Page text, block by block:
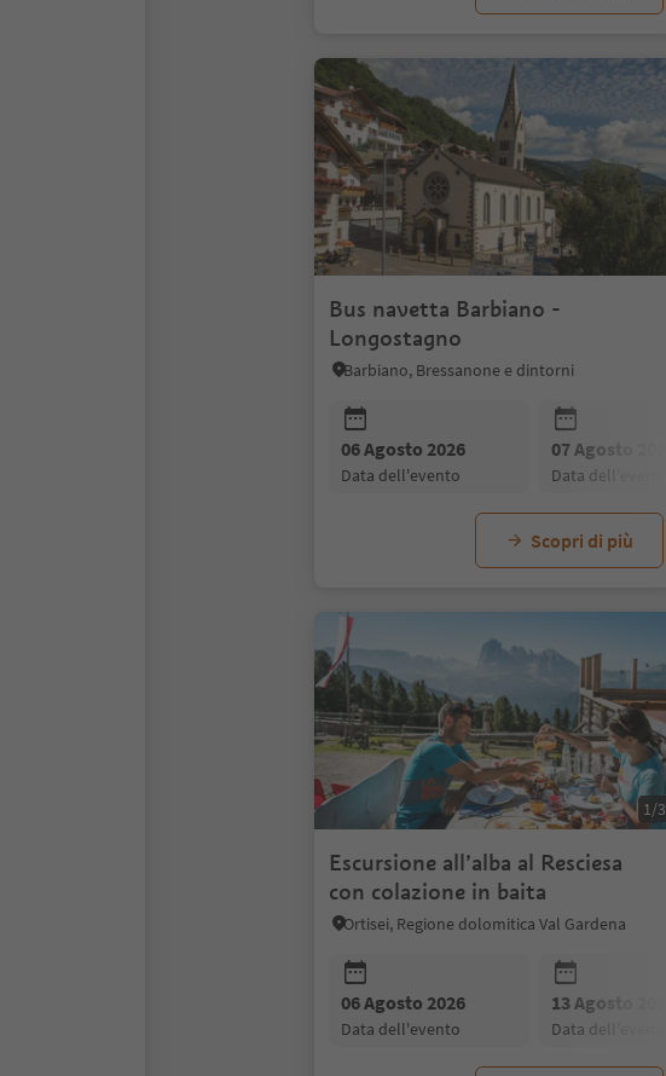
Bus navetta Barbiano -
Longostagno
Barbiano, Bressanone e dintorni
06 Agosto 2026
data dell'evento
07 Agosto 2026
data dell'evento
Scopri di più
1/3
Escursione all’alba al Resciesa
con colazione in baita
Ortisei, Regione dolomitica Val Gardena
06 Agosto 2026
data dell'evento
13 Agosto 2026
data dell'evento